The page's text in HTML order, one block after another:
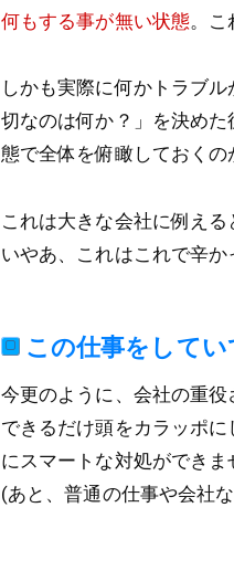
何もする事が無い状態。こ
しかも実際に何かトラブ
切なのは何か？」を決め
態で全体を俯瞰しておくの
これは大きな会社に例え
いやあ、これはこれで辛
この仕事をして
今更のように、会社の重役
できるだけ頭をカラッポ
にスマートな対処ができま
(あと、普通の仕事や会社